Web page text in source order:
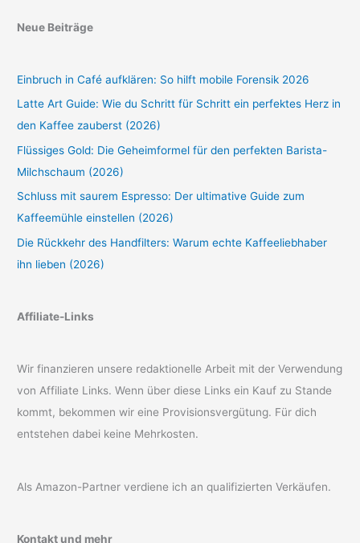
Neue Beiträge
Einbruch in Café aufklären: So hilft mobile Forensik 2026
Latte Art Guide: Wie du Schritt für Schritt ein perfektes Herz in
den Kaffee zauberst (2026)
Flüssiges Gold: Die Geheimformel für den perfekten Barista-
Milchschaum (2026)
Schluss mit saurem Espresso: Der ultimative Guide zum
Kaffeemühle einstellen (2026)
Die Rückkehr des Handfilters: Warum echte Kaffeeliebhaber
ihn lieben (2026)
Affiliate-Links
Wir finanzieren unsere redaktionelle Arbeit mit der Verwendung
von Affiliate Links. Wenn über diese Links ein Kauf zu Stande
kommt, bekommen wir eine Provisionsvergütung. Für dich
entstehen dabei keine Mehrkosten.
Als Amazon-Partner verdiene ich an qualifizierten Verkäufen.
Kontakt und mehr